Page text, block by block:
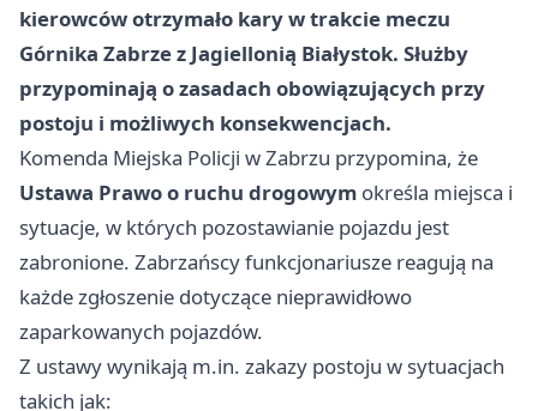
kierowców otrzymało kary w trakcie meczu
Górnika Zabrze z Jagiellonią Białystok. Służby
przypominają o zasadach obowiązujących przy
postoju i możliwych konsekwencjach.
Komenda Miejska Policji w Zabrzu przypomina, że
Ustawa Prawo o ruchu drogowym określa miejsca i
sytuacje, w których pozostawianie pojazdu jest
zabronione. Zabrzańscy funkcjonariusze reagują na
każde zgłoszenie dotyczące nieprawidłowo
zaparkowanych pojazdów.
Z ustawy wynikają m.in. zakazy postoju w sytuacjach
takich jak: